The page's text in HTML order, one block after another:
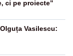
ci pe proiecte”
Vasilescu: